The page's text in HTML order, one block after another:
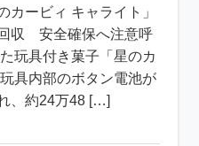
カービィ キャライト」
収 安全確保へ注意呼
玩具付き菓子「星のカ
具内部のボタン電池が
、約24万48 […]